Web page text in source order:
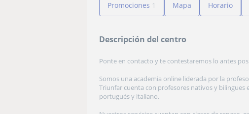
Promociones 1 Mapa Horario
Descripción del centro
Ponte en contacto y te contestaremos lo antes
Somos una academia online liderada por la
Triunfar cuenta con profesores nativos y bilingues
portugués y italiano.